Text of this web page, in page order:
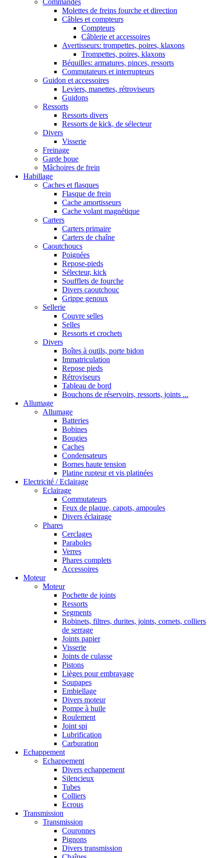
Commandes
Molettes de freins fourche et direction
Câbles et compteurs
Compteurs
Câblerie et accessoires
Avertisseurs: trompettes, poires, klaxons
Trompettes, poires, klaxons
Béquilles: armatures, pinces, ressorts
Commutateurs et interrupteurs
Guidon et accessoires
Leviers, manettes, rétroviseurs
Guidons
Ressorts
Ressorts divers
Ressorts de kick, de sélecteur
Divers
Visserie
Freinage
Garde boue
Mâchoires de frein
Habillage
Caches et flasques
Flasque de frein
Cache amortisseurs
Cache volant magnétique
Carters
Carters primaire
Carters de chaîne
Caoutchoucs
Poignées
Repose-pieds
Sélecteur, kick
Soufflets de fourche
Divers caoutchouc
Grippe genoux
Sellerie
Couvre selles
Selles
Ressorts et crochets
Divers
Boîtes à outils, porte bidon
Immatriculation
Repose pieds
Rétroviseurs
Tableau de bord
Bouchons de réservoirs, ressorts, joints ...
Allumage
Allumage
Batteries
Bobines
Bougies
Caches
Condensateurs
Bornes haute tension
Platine rupteur et vis platinées
Electricité / Eclairage
Eclairage
Commutateurs
Feux de plaque, capots, ampoules
Divers éclairage
Phares
Cerclages
Paraboles
Verres
Phares complets
Accessoires
Moteur
Moteur
Pochette de joints
Ressorts
Segments
Robinets, filtres, durites, joints, cornets, colliers
de serrage
Joints papier
Visserie
Joints de culasse
Pistons
Lièges pour embrayage
Soupapes
Embiellage
Divers moteur
Pompe à huile
Roulement
Joint spi
Lubrification
Carburation
Echappement
Echappement
Divers echappement
Silencieux
Tubes
Colliers
Ecrous
Transmission
Transmission
Couronnes
Pignons
Divers transmission